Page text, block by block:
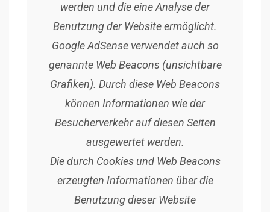
werden und die eine Analyse der
Benutzung der Website ermöglicht.
Google AdSense verwendet auch so
genannte Web Beacons (unsichtbare
Grafiken). Durch diese Web Beacons
können Informationen wie der
Besucherverkehr auf diesen Seiten
ausgewertet werden.
Die durch Cookies und Web Beacons
erzeugten Informationen über die
Benutzung dieser Website